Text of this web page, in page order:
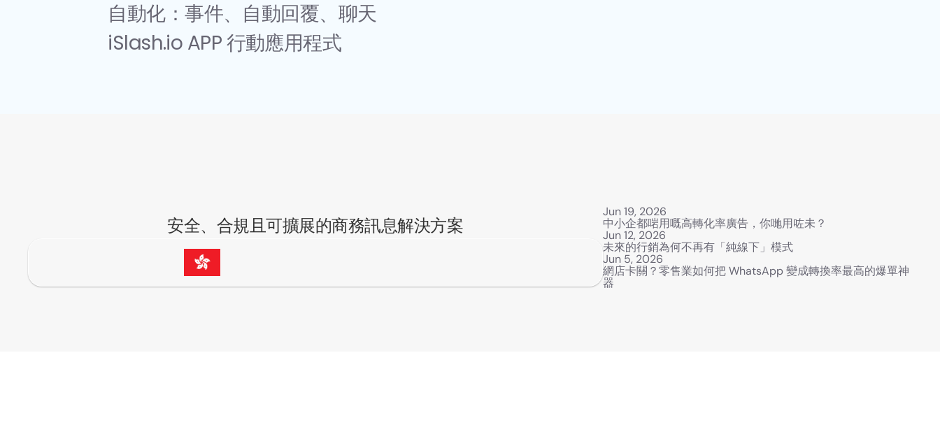
自動化：事件、自動回覆、聊天
iSlash.io APP 行動應用程式
安全、合規且可擴展的商務訊息解決方案
Jun 19, 2026
中小企都啱用嘅高轉化率廣告，你哋用咗未？
Jun 12, 2026
未來的行銷為何不再有「純線下」模式
Jun 5, 2026
網店卡關？零售業如何把 WhatsApp 變成轉換率最高的爆單神
器